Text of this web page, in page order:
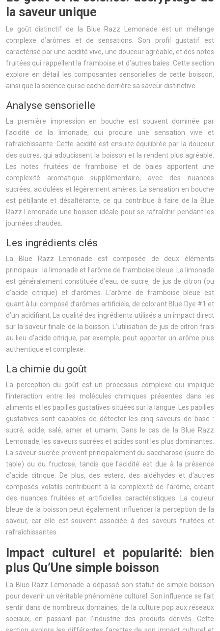
la saveur unique
Le goût distinctif de la Blue Razz Lemonade est un mélange
complexe d’arômes et de sensations. Son profil gustatif est
caractérisé par une acidité vive, une douceur agréable, et des notes
fruitées qui rappellent la framboise et d’autres baies. Cette section
explore en détail les composantes sensorielles de cette boisson,
ainsi que la science qui se cache derrière sa saveur distinctive.
Analyse sensorielle
La première impression en bouche est souvent dominée par
l’acidité de la limonade, qui procure une sensation vive et
rafraîchissante. Cette acidité est ensuite équilibrée par la douceur
des sucres, qui adoucissent la boisson et la rendent plus agréable.
Les notes fruitées de framboise et de baies apportent une
complexité aromatique supplémentaire, avec des nuances
sucrées, acidulées et légèrement amères. La sensation en bouche
est pétillante et désaltérante, ce qui contribue à faire de la Blue
Razz Lemonade une boisson idéale pour se rafraîchir pendant les
journées chaudes.
Les ingrédients clés
La Blue Razz Lemonade est composée de deux éléments
principaux : la limonade et l’arôme de framboise bleue. La limonade
est généralement constituée d’eau, de sucre, de jus de citron (ou
d’acide citrique) et d’arômes. L’arôme de framboise bleue est
quant à lui composé d’arômes artificiels, de colorant Blue Dye #1 et
d’un acidifiant. La qualité des ingrédients utilisés a un impact direct
sur la saveur finale de la boisson. L’utilisation de jus de citron frais
au lieu d’acide citrique, par exemple, peut apporter un arôme plus
authentique et complexe.
La chimie du goût
La perception du goût est un processus complexe qui implique
l’interaction entre les molécules chimiques présentes dans les
aliments et les papilles gustatives situées sur la langue. Les papilles
gustatives sont capables de détecter les cinq saveurs de base :
sucré, acide, salé, amer et umami. Dans le cas de la Blue Razz
Lemonade, les saveurs sucrées et acides sont les plus dominantes.
La saveur sucrée provient principalement du saccharose (sucre de
table) ou du fructose, tandis que l’acidité est due à la présence
d’acide citrique. De plus, des esters, des aldéhydes et d’autres
composés volatils contribuent à la complexité de l’arôme, créant
des nuances fruitées et artificielles caractéristiques. La couleur
bleue de la boisson peut également influencer la perception de la
saveur, car elle est souvent associée à des saveurs fruitées et
rafraîchissantes.
Impact culturel et popularité: bien
plus Qu’Une simple boisson
La Blue Razz Lemonade a dépassé son statut de simple boisson
pour devenir un véritable phénomène culturel. Son influence se fait
sentir dans de nombreux domaines, de la culture pop aux réseaux
sociaux, en passant par l’industrie des produits dérivés. Cette